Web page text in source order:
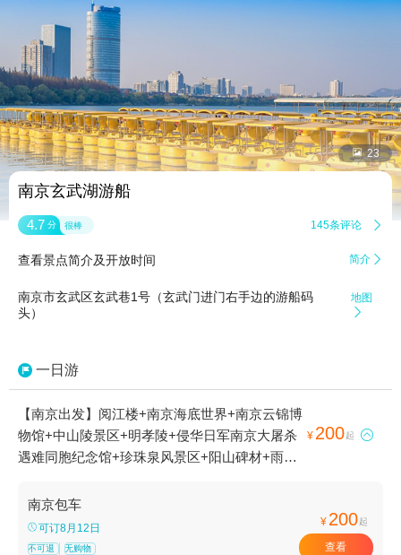
 23
南京玄武湖游船
4.7 分 很棒 145条评论 
查看景点简介及开放时间 简介 
南京市玄武区玄武巷1号（玄武门进门右手边的游船码
头）
地图

一日游
【南京出发】阅江楼+南京海底世界+南京云锦博
物馆+中山陵景区+明孝陵+侵华日军南京大屠杀
遇难同胞纪念馆+珍珠泉风景区+阳山碑材+雨花
+南京总统府+鸡鸣寺+南京长江大桥+夫子庙+音
乐台+高淳老街+莫愁湖景区+金牛湖风景区+南
京博物院+南京中山植物园+南京台城+南京城墙
¥ 200起 
南京包车
可订8月12日
不可退 无购物
¥ 200起
查看